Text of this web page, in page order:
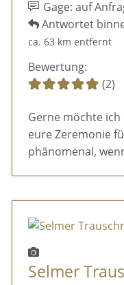
Gage: auf
Antwortet
ca. 63 km entfernt
Bewertung:
(2)
Gerne möchte
eure Zeremonie
phänomenal,
Selmer